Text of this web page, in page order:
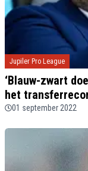
Jupiler Pro League
‘Blauw-zwart
het
01 september 2022